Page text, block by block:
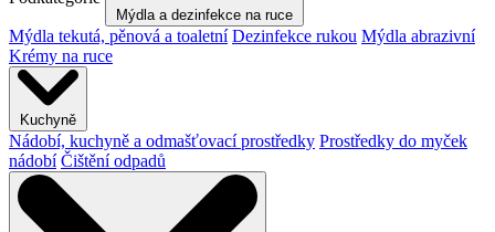
Mýdla a dezinfekce na ruce
Mýdla tekutá, pěnová a toaletní Dezinfekce rukou Mýdla abrazivní
Krémy na ruce
Kuchyně
Nádobí, kuchyně a odmašťovací prostředky Prostředky do myček
nádobí Čištění odpadů